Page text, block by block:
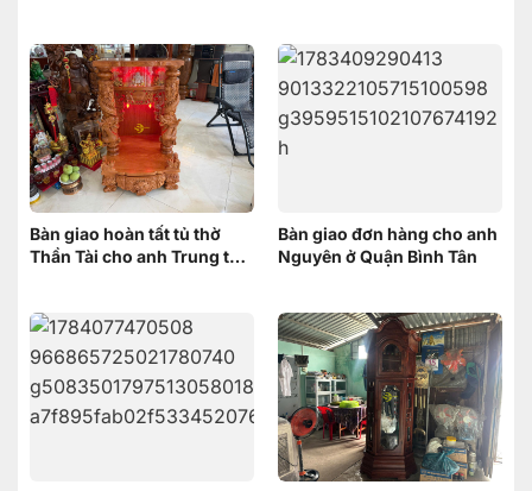
Bàn giao hoàn tất tủ thờ
Thần Tài cho anh Trung tại
Bàn giao đơn hàng cho anh
Nguyên ở Quận Bình Tân